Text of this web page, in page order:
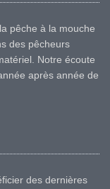
pêche à la mouche
des pêcheurs
Notre écoute
après année de
des dernières